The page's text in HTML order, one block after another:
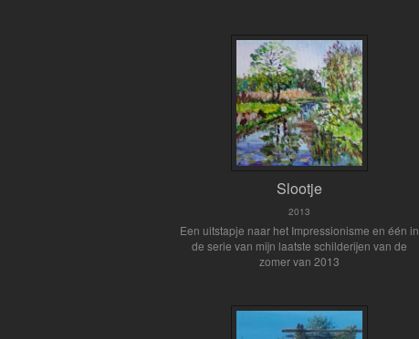
Slootje
2013
Een uitstapje naar het Impressionisme en één in
de serie van mijn laatste schilderijen van de
zomer van 2013